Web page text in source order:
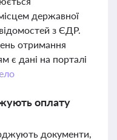
державної
з ЄДР.
отримання
є дані на порталі
оплату
документи,